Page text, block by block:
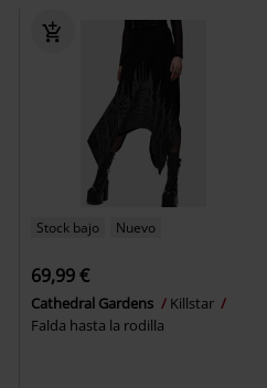
Stock bajo Nuevo
69,99 €
Cathedral Gardens
Killstar
Falda hasta la rodilla